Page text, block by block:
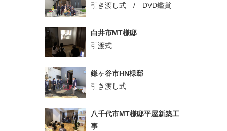
引き渡し式 / DVD鑑賞
白井市MT様邸
引渡式
鎌ヶ谷市HN様邸
引き渡し式
八千代市MT様邸平屋新築工
事